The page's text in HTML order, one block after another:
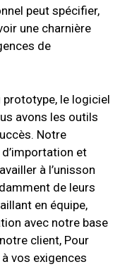
peut spécifier,
une charnière
de
le logiciel
avons les outils
Notre
et
à l’unisson
de leurs
en équipe,
avec notre base
client, Pour
vos exigences